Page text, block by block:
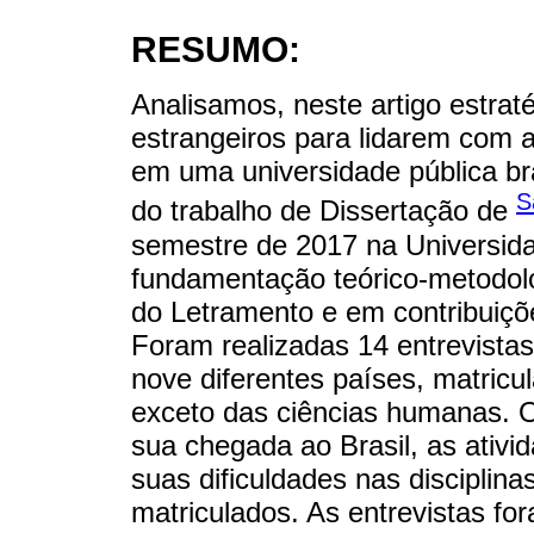
RESUMO:
Analisamos, neste artigo
estrangeiros para lidarem com
em uma universidade pública
do trabalho de Dissertação de
semestre de 2017 na
fundamentação teórico-
do Letramento e em
Foram realizadas 14
nove diferentes países,
exceto das ciências humanas.
sua chegada ao Brasil, as
suas dificuldades nas
matriculados. As entrevistas